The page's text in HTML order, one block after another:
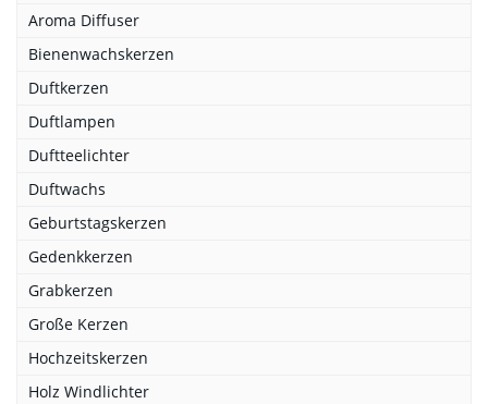
Aroma Diffuser
Bienenwachskerzen
Duftkerzen
Duftlampen
Duftteelichter
Duftwachs
Geburtstagskerzen
Gedenkkerzen
Grabkerzen
Große Kerzen
Hochzeitskerzen
Holz Windlichter